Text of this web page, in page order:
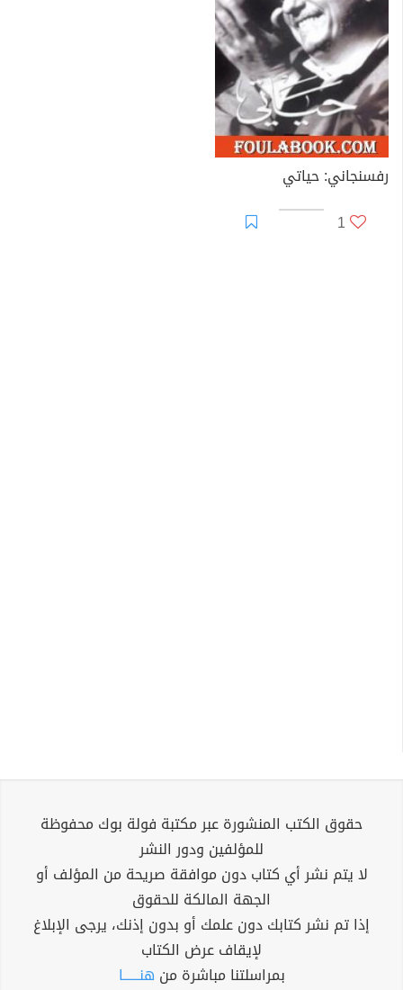
الشريرة." رفسنجاني متزوج ولديه خمسة أطفال. وتعد ابنته
الصغرة فائزة هاشمي ناشطة في مجال الدفاع عن حقوق
المرأة، وأغلق المتشددون صحيفة كانت تصدرها بعنوان
(المرأة)."
فترته الرئاسية
من سنة 1989م إلى 2 اب 1997م.
رفسنجاني: حياتي
1
حقوق الكتب المنشورة عبر مكتبة فولة بوك محفوظة
للمؤلفين ودور النشر
لا يتم نشر أي كتاب دون موافقة صريحة من المؤلف أو
الجهة المالكة للحقوق
إذا تم نشر كتابك دون علمك أو بدون إذنك، يرجى الإبلاغ
لإيقاف عرض الكتاب
بمراسلتنا مباشرة من هنــــــا